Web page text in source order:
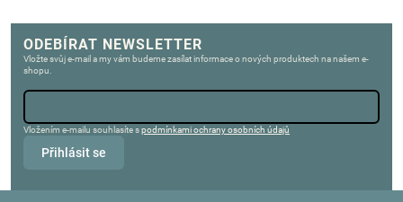
ODEBÍRAT NEWSLETTER
Vložte svůj e-mail a my vám budeme zasílat informace o nových produktech na našem e-
shopu.
Vložením e-mailu souhlasíte spodmínkami ochrany osobních údajů
Přihlásit se